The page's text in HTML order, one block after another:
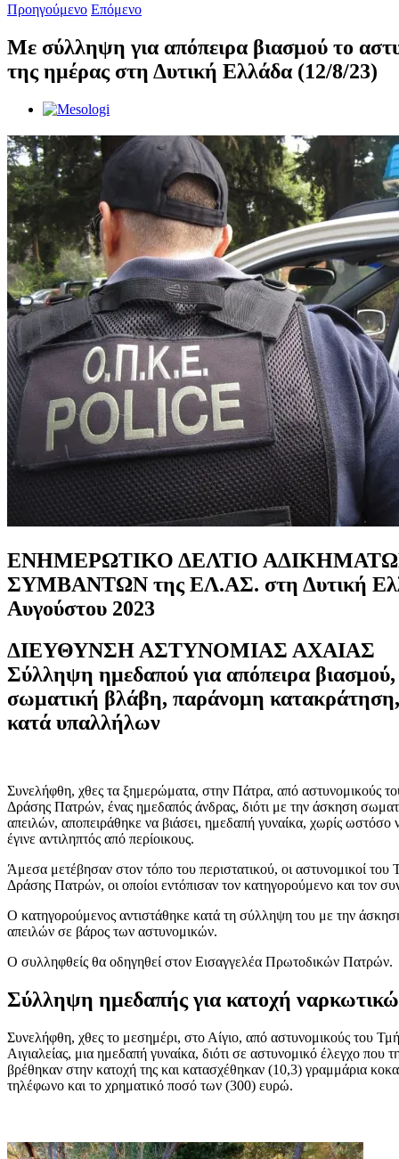
Προηγούμενο Επόμενο
Με σύλληψη για απόπειρα βιασμού το
της ημέρας στη Δυτική Ελλάδα (12/8/23)
Προβολή
εικόνας
ΕΝΗΜΕΡΩΤΙΚΟ ΔΕΛΤΙΟ
ΣΥΜΒΑΝΤΩΝ της ΕΛ.ΑΣ. στη Δυτική
Αυγούστου 2023
ΔΙΕΥΘΥΝΣΗ ΑΣΤΥΝΟΜΙΑΣ ΑΧΑΙΑΣ
Σύλληψη ημεδαπού για απόπειρα βιασμού,
σωματική βλάβη, παράνομη κατακράτηση,
κατά υπαλλήλων
Συνελήφθη, χθες τα ξημερώματα, στην Πάτρα, από αστυνομικούς
Δράσης Πατρών, ένας ημεδαπός άνδρας, διότι με την άσκηση
απειλών, αποπειράθηκε να βιάσει, ημεδαπή γυναίκα, χωρίς ωστόσο
έγινε αντιληπτός από περίοικους.
Άμεσα μετέβησαν στον τόπο του περιστατικού, οι αστυνομικοί
Δράσης Πατρών, οι οποίοι εντόπισαν τον κατηγορούμενο και τον
Ο κατηγορούμενος αντιστάθηκε κατά τη σύλληψη του με την
απειλών σε βάρος των αστυνομικών.
Ο συλληφθείς θα οδηγηθεί στον Εισαγγελέα Πρωτοδικών Πατρών.
Σύλληψη ημεδαπής για κατοχή
Συνελήφθη, χθες το μεσημέρι, στο Αίγιο, από αστυνομικούς του
Αιγιαλείας, μια ημεδαπή γυναίκα, διότι σε αστυνομικό έλεγχο που
βρέθηκαν στην κατοχή της και κατασχέθηκαν (10,3) γραμμάρια
τηλέφωνο και το χρηματικό ποσό των (300) ευρώ.